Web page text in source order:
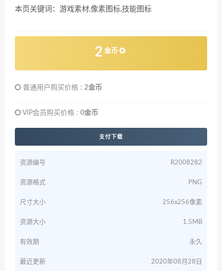
本页关键词：游戏素材,像素图标,技能图标
2 金币
普通用户购买价格 : 2金币
VIP会员购买价格 : 0金币
支付下载
资源编号 R2008282
资源格式 PNG
尺寸大小 256x256像素
资源大小 1.5MB
有效期 永久
最近更新 2020年08月28日